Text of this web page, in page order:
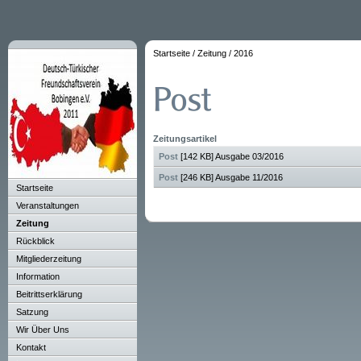
Startseite
Veranstaltungen
Zeitung
Rückblick
Mitgliederzeitung
Information
Beitrittserklärung
Satzung
Wir Über Uns
Kontakt
Startseite / Zeitung / 2016
Zeitungsartikel
Post [142 KB] Ausgabe 03/2016
Post [246 KB] Ausgabe 11/2016